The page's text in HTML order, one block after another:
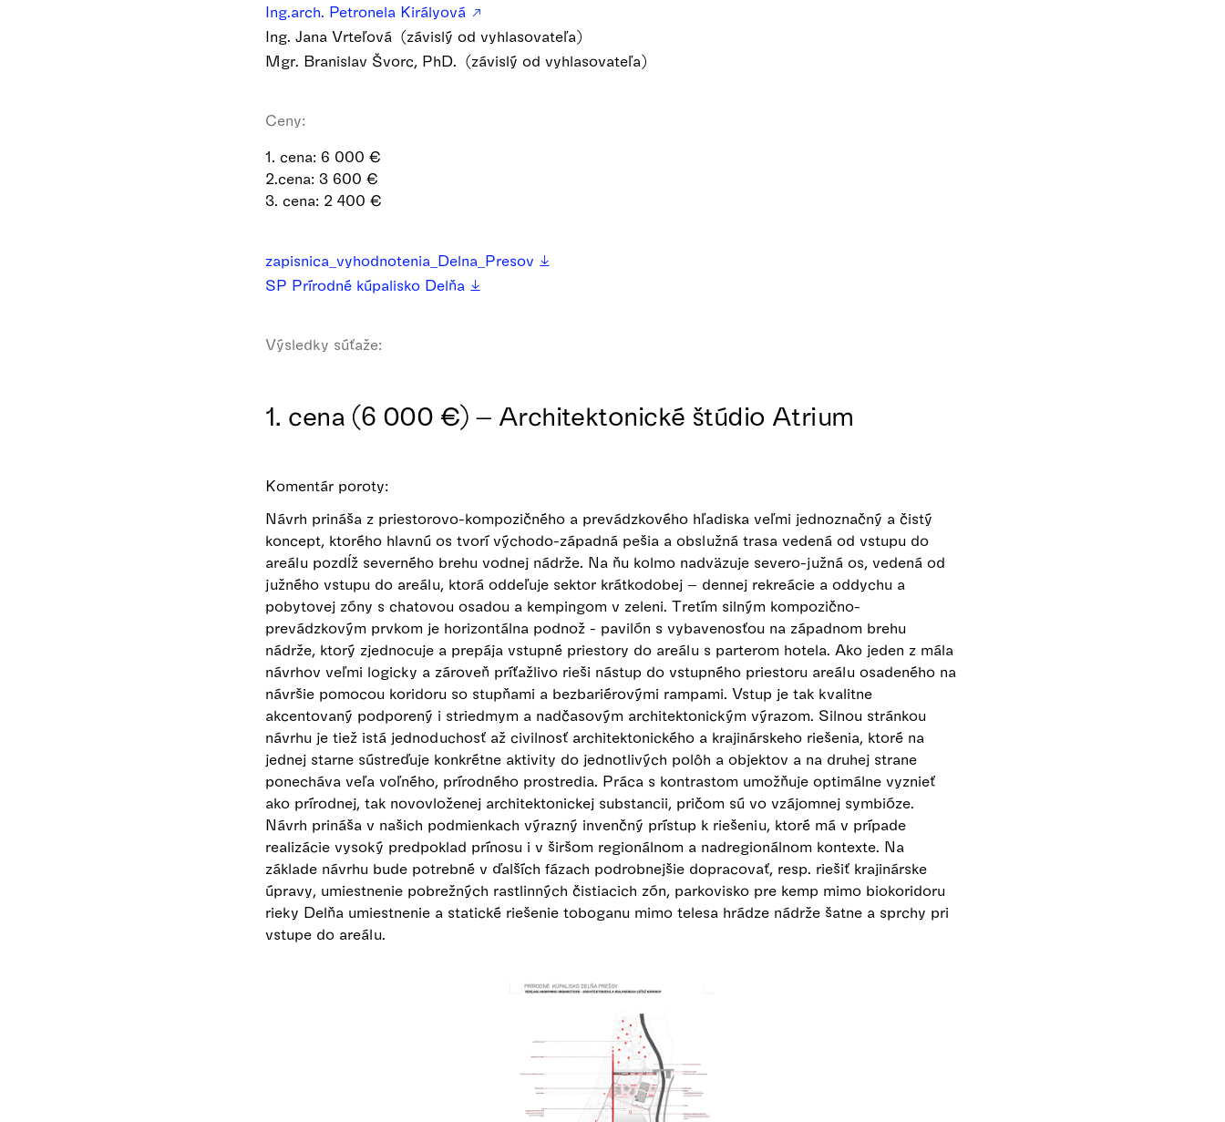
Ing.arch. Petronela Királyová
Ing. Jana Vrteľová (závislý od vyhlasovateľa)
Mgr. Branislav Švorc, PhD. (závislý od vyhlasovateľa)
Ceny:
1. cena: 6 000 €
2.cena: 3 600 €
3. cena: 2 400 €
zapisnica_vyhodnotenia_Delna_Presov
SP Prírodné kúpalisko Delňa
Výsledky súťaže:
1. cena (6 000 €) – Architektonické štúdio Atrium
Komentár poroty:
Návrh prináša z priestorovo-kompozičného a prevádzkového hľadiska veľmi jednoznačný a čistý
koncept, ktorého hlavnú os tvorí východo-západná pešia a obslužná trasa vedená od vstupu do
areálu pozdĺž severného brehu vodnej nádrže. Na ňu kolmo nadväzuje severo-južná os, vedená od
južného vstupu do areálu, ktorá oddeľuje sektor krátkodobej – dennej rekreácie a oddychu a
pobytovej zóny s chatovou osadou a kempingom v zeleni. Tretím silným kompozično-
prevádzkovým prvkom je horizontálna podnož - pavilón s vybavenosťou na západnom brehu
nádrže, ktorý zjednocuje a prepája vstupné priestory do areálu s parterom hotela. Ako jeden z mála
návrhov veľmi logicky a zároveň príťažlivo rieši nástup do vstupného priestoru areálu osadeného na
návršie pomocou koridoru so stupňami a bezbariérovými rampami. Vstup je tak kvalitne
akcentovaný podporený i striedmym a nadčasovým architektonickým výrazom. Silnou stránkou
návrhu je tiež istá jednoduchosť až civilnosť architektonického a krajinárskeho riešenia, ktoré na
jednej starne sústreďuje konkrétne aktivity do jednotlivých polôh a objektov a na druhej strane
ponecháva veľa voľného, prírodného prostredia. Práca s kontrastom umožňuje optimálne vyznieť
ako prírodnej, tak novovloženej architektonickej substancii, pričom sú vo vzájomnej symbióze.
Návrh prináša v našich podmienkach výrazný invenčný prístup k riešeniu, ktoré má v prípade
realizácie vysoký predpoklad prínosu i v širšom regionálnom a nadregionálnom kontexte. Na
základe návrhu bude potrebné v ďalších fázach podrobnejšie dopracovať, resp. riešiť krajinárske
úpravy, umiestnenie pobrežných rastlinných čistiacich zón, parkovisko pre kemp mimo biokoridoru
rieky Delňa umiestnenie a statické riešenie toboganu mimo telesa hrádze nádrže šatne a sprchy pri
vstupe do areálu.